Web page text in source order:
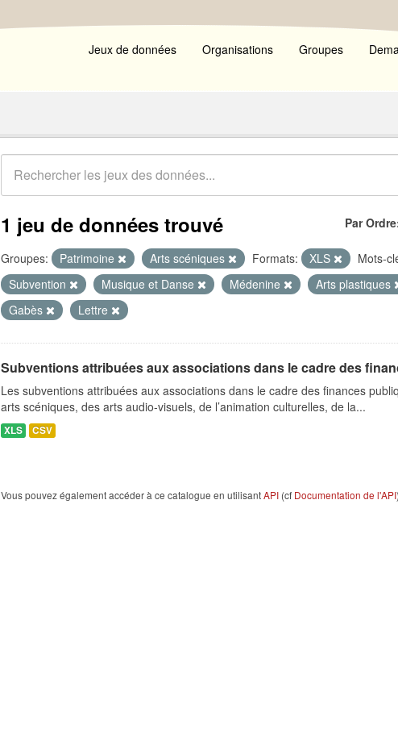
Jeux de données Organisations Groupes
Par Ordre
1 jeu de données trouvé
Groupes: Patrimoine Arts scéniques Formats: XLS Mots-
Subvention
Musique et Danse Médenine Arts plastiques
Gabès
Lettre
Subventions attribuées aux associations dans le cadre des
Les subventions attribuées aux associations dans le cadre des finances
arts scéniques, des arts audio-visuels, de l’animation culturelles, de la...
XLS CSV
Vous pouvez également accéder à ce catalogue en utilisantAPI (cf Documentation de l'API